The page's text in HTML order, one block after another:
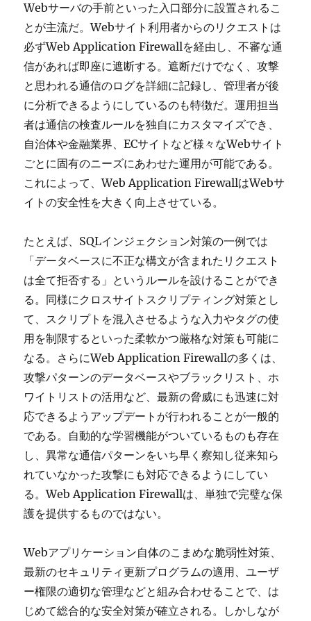
Webサーバの手前といった入口部分に設置されるこ
とが主流だ。Webサイト利用者からのリクエストは
必ずWeb Application Firewallを経由し、不審な通
信があれば即座に遮断する。遮断だけでなく、攻撃
と思われる通信のログを詳細に記録し、管理者が後
に分析できるようにしているのも特徴だ。運用担当
者は通信の検査ルールを独自にカスタマイズでき、
自治体や金融業界、ECサイトなど様々なWebサイト
ごとに固有のニーズにあわせた運用が可能である。
これによって、Web Application FirewallはWebサ
イトの安全性を大きく向上させている。
たとえば、SQLインジェクション対策の一例では
「データベースに不正な構文が含まれたリクエスト
は全て拒否する」というルールを設けることができ
る。同様にクロスサイトスクリプティング対策とし
て、スクリプトを混入させるような入力やタグの使
用を制限するといった柔軟かつ厳格な対策も可能に
なる。さらにWeb Application Firewallの多くは、
攻撃パターンのデータベースやブラックリスト、ホ
ワイトリストの活用など、最新の脅威にも迅速に対
応できるようアップデートが行われることが一般的
である。自動的な学習機能がついているものも存在
し、異常な通信パターンをいち早く察知し従来知ら
れていなかった攻撃にも対応できるようにしてい
る。Web Application Firewallは、単独で完璧な保
護を提供するものではない。
Webアプリケーション自体のこまめな脆弱性対策、
最新のセキュリティ更新プログラムの適用、ユーザ
ー権限の適切な管理などと組み合わせることで、は
じめて総合的な安全対策が確立される。しかしなが